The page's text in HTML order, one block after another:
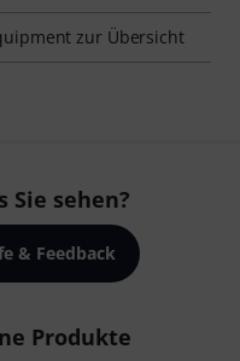
zur Übersicht
Sie sehen?
& Feedback
Produkte